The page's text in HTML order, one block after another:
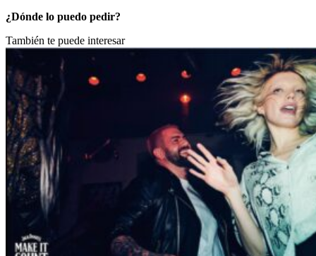
¿Dónde lo puedo pedir?
También te puede interesar